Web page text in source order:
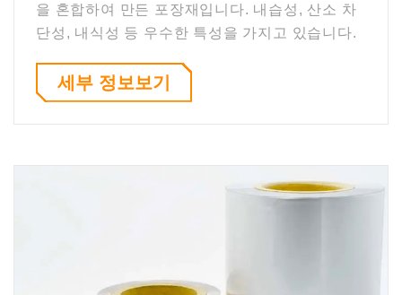
을 혼합하여 만든 포장재입니다. 내습성, 산소 차
단성, 내식성 등 우수한 특성을 가지고 있습니다.
세부 정보보기